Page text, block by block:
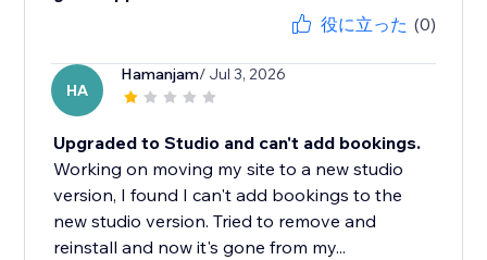
役に立った (0)
HA
Hamanjam/ Jul 3, 2026
Upgraded to Studio and can't add bookings.
Working on moving my site to a new studio
version, I found I can't add bookings to the
new studio version. Tried to remove and
reinstall and now it's gone from my...